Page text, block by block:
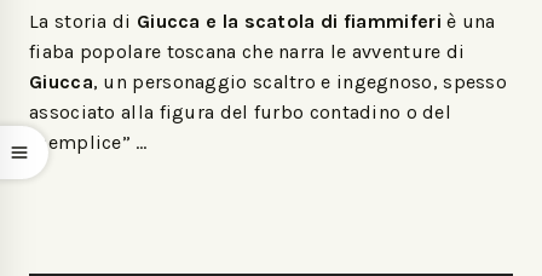
La storia di Giucca e la scatola di fiammiferi è una
fiaba popolare toscana che narra le avventure di
Giucca, un personaggio scaltro e ingegnoso, spesso
associato alla figura del furbo contadino o del
“semplice” …